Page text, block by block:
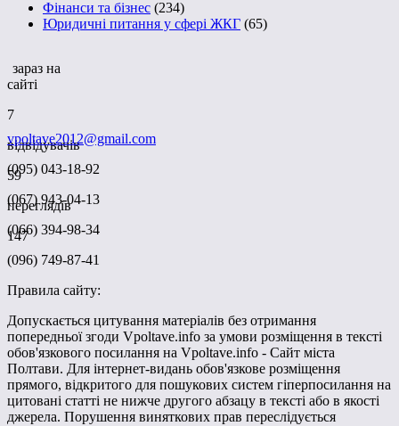
Фінанси та бізнес (234)
Юридичні питання у сфері ЖКГ (65)
зараз на
сайті
7
відвідувачів
59
переглядів
147
vpoltave2012@gmail.com
(095) 043-18-92
(067) 943-04-13
(066) 394-98-34
(096) 749-87-41
Правила сайту:
Допускається цитування матеріалів без отримання
попередньої згоди Vpoltave.info за умови розміщення в тексті
обов'язкового посилання на Vpoltave.info - Сайт міста
Полтави. Для інтернет-видань обов'язкове розміщення
прямого, відкритого для пошукових систем гіперпосилання на
цитовані статті не нижче другого абзацу в тексті або в якості
джерела. Порушення виняткових прав переслідується